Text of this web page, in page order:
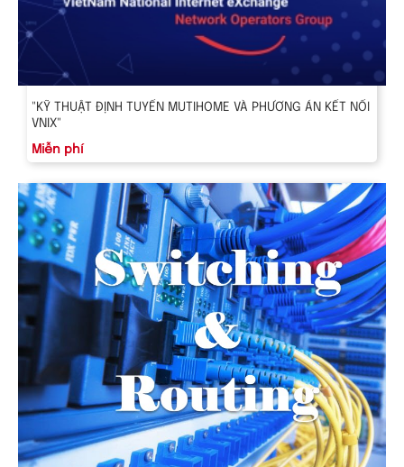
"KỸ THUẬT ĐỊNH TUYẾN MUTIHOME VÀ PHƯƠNG ÁN KẾT NỐI
VNIX"
Miễn phí